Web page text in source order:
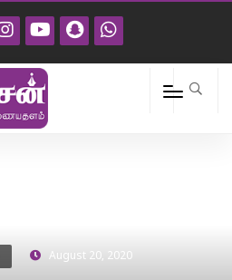
August 20, 2020